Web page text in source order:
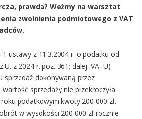
prawda? Weźmy na warsztat
zwolnienia podmiotowego z VAT
1 ustawy z 11.3.2004 r. o podatku od
z 2024 r. poz. 361; dalej: VATU)
sprzedaż dokonywaną przez
sprzedaży nie przekroczyła
podatkowym kwoty 200 000 zł.
w wysokości 200 000 zł rocznie